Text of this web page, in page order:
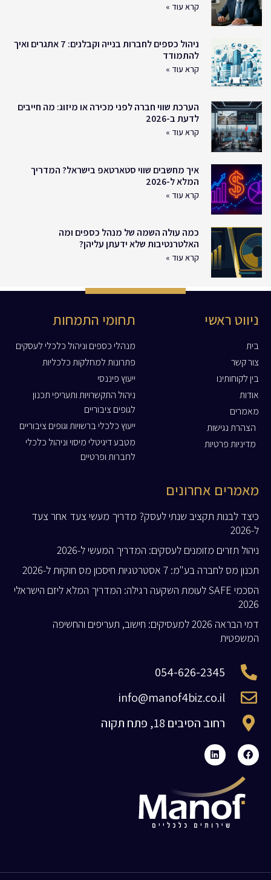
קרא עוד »
ניהול כספים לחברות בנייה וקבלנים: 7 אתגרים ואיך
להתמודד
קרא עוד »
הערכת שווי חברה לפני מכירה או מיזוג: מה חייבים
לדעת ב-2026
קרא עוד »
איך מחשבים שווי סטארטאפ בישראל? המדריך
המלא ל-2026
קרא עוד »
כמה עולה השמה של מנהל כספים ומה
האלטרנטיבות שלא ידעתן עליהן?
קרא עוד »
ניווט ראשי
בית
צור קשר
בין לקוחותינו
אודות
מאמרים
הצהרת נגישות
מדיניות פרטיות
תחומי התמחות
מנהלי כספים וניהול כלכלי לעסקים
פתרונות למחלקות כלכליות
ייעוץ פיננסי
ניהול התקשרויות ותעריפי תכנון
לגופים ציבוריים
ייעוץ כלכלי ברשויות וגופים ציבוריים
מטבע דיגיטלי מיסוי וניהול כלכלי
לחברות ופרטיים
מאמרים אחרונים
כיצד לבנות תקציב שנתי לעסק? מדריך מעשי צעד אחר צעד
ל-2026
ניהול תזרים מזומנים לעסקים: המדריך המעשי ל-2026
תכנון מס לחברה בע"מ: 7 אסטרטגיות חיסכון מס חוקיות ל-2026
הסכמי SAFE לעומת השקעה רגילה: המדריך המלא ליזם הישראלי
2026
דמי הבראה 2026 למעסיקים: חישוב, תעריפים והחשיפה
המשפטית
054-626-2345
info@manof4biz.co.il
רחוב הסיבים 18, פתח תקוה